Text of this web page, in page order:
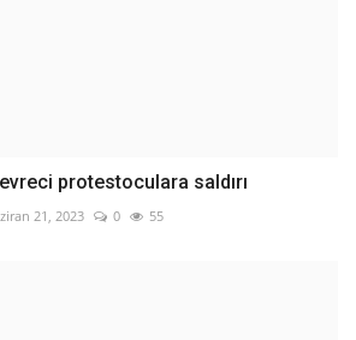
protestoculara saldırı
21, 2023 0 55